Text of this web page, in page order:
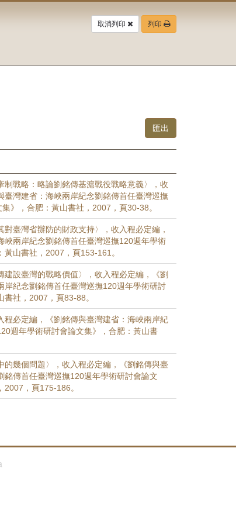
取消列印 列印
制戰略：略論劉銘傳基滬戰役戰略意義〉，收
臺灣建省：海峽兩岸紀念劉銘傳首任臺灣巡撫
》，合肥：黃山書社，2007，頁30-38。
對臺灣省辦防的財政支持〉，收入程必定編，
峽兩岸紀念劉銘傳首任臺灣巡撫120週年學術
山書社，2007，頁153-161。
建設臺灣的戰略價值〉，收入程必定編，《劉
岸紀念劉銘傳首任臺灣巡撫120週年學術研討
社，2007，頁83-88。
程必定編，《劉銘傳與臺灣建省：海峽兩岸紀
週年學術研討會論文集》，合肥：黃山書
的幾個問題〉，收入程必定編，《劉銘傳與臺
銘傳首任臺灣巡撫120週年學術研討會論文
，頁175-186。